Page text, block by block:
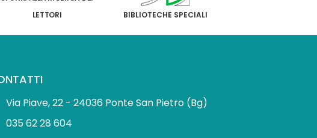
LETTORI
BIBLIOTECHE SPECIALI
Via Piave, 22 - 24036 Ponte San Pietro (Bg)
035 62 28 604